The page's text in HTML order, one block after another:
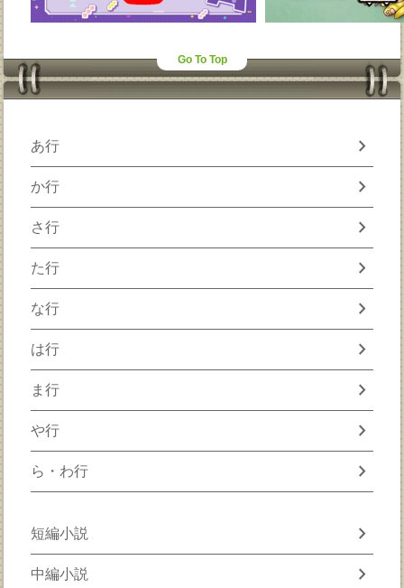
Go To Top
あ行 chevron_right
か行 chevron_right
さ行 chevron_right
た行 chevron_right
な行 chevron_right
は行 chevron_right
ま行 chevron_right
や行 chevron_right
ら・わ行 chevron_right
短編小説 chevron_right
中編小説 chevron_right